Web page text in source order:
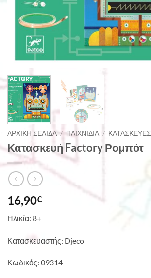
ΑΡΧΙΚΉ ΣΕΛΊΔΑ / ΠΑΙΧΝΊΔΙΑ / ΚΑΤΑΣΚΕΥΈΣ
Κατασκευή Factory Ρομπότ
16,90€
Ηλικία: 8+
Κατασκευαστής: Djeco
Κωδικός: 09314